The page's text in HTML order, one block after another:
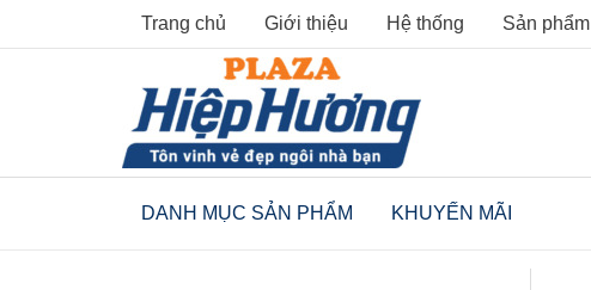
to
Trang chủ Giới thiệu Hệ thống Sản phẩm
DANH MỤC SẢN PHẨM KHUYẾN MÃI